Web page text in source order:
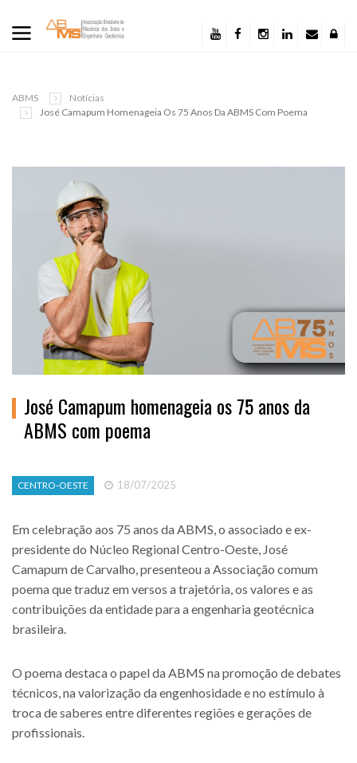
ABMS
Notícias
José Camapum Homenageia Os 75 Anos Da ABMS Com Poema
José Camapum homenageia os 75 anos da
ABMS com poema
CENTRO-OESTE 18/07/2025
Em celebração aos 75 anos da ABMS, o associado e ex-
presidente do Núcleo Regional Centro-Oeste, José
Camapum de Carvalho, presenteou a Associação comum
poema que traduz em versos a trajetória, os valores e as
contribuições da entidade para a engenharia geotécnica
brasileira.
O poema destaca o papel da ABMS na promoção de debates
técnicos, na valorização da engenhosidade e no estímulo à
troca de saberes entre diferentes regiões e gerações de
profissionais.